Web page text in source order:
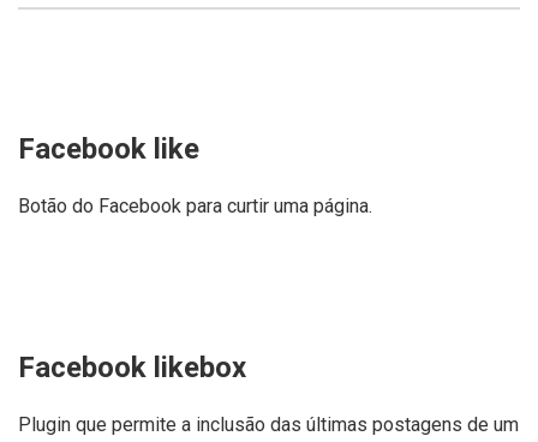
Facebook like
Botão do Facebook para curtir uma página.
Facebook likebox
Plugin que permite a inclusão das últimas postagens de um